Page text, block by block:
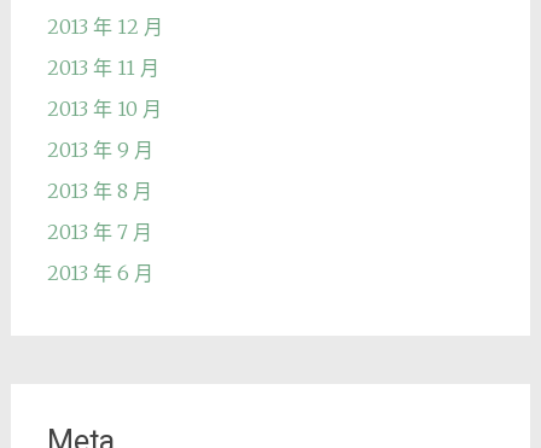
2013 年 12 月
2013 年 11 月
2013 年 10 月
2013 年 9 月
2013 年 8 月
2013 年 7 月
2013 年 6 月